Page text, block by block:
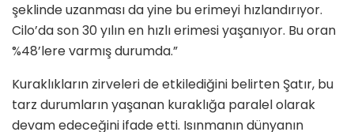
şeklinde uzanması da yine bu erimeyi hızlandırıyor.
Cilo’da son 30 yılın en hızlı erimesi yaşanıyor. Bu oran
%48’lere varmış durumda.”
Kuraklıkların zirveleri de etkilediğini belirten Şatır, bu
tarz durumların yaşanan kuraklığa paralel olarak
devam edeceğini ifade etti. Isınmanın dünyanın